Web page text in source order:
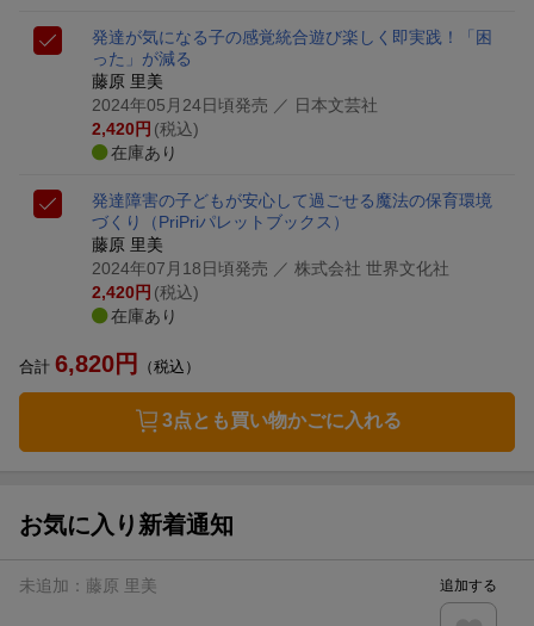
発達が気になる子の感覚統合遊び楽しく即実践！「困
った」が減る
藤原 里美
2024年05月24日頃発売 ／ 日本文芸社
2,420円 (税込)
在庫あり
発達障害の子どもが安心して過ごせる魔法の保育環境
づくり
（PriPriパレットブックス）
藤原 里美
2024年07月18日頃発売 ／ 株式会社 世界文化社
2,420円 (税込)
在庫あり
合計 6,820円 （税込）
3点とも買い物かごに入れる
お気に入り新着通知
未追加： 藤原 里美 追加する